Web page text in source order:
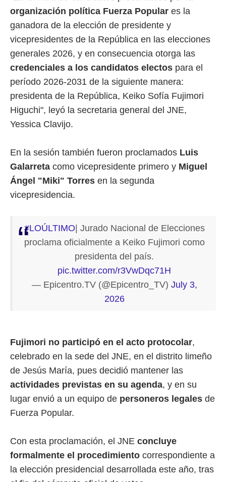
organización política Fuerza Popular es la
ganadora de la elección de presidente y
vicepresidentes de la República en las elecciones
generales 2026, y en consecuencia otorga las
credenciales a los candidatos electos para el
período 2026-2031 de la siguiente manera:
presidenta de la República, Keiko Sofía Fujimori
Higuchi", leyó la secretaria general del JNE,
Yessica Clavijo.
En la sesión también fueron proclamados Luis
Galarreta como vicepresidente primero y Miguel
Ángel "Miki" Torres en la segunda
vicepresidencia.
#LOÚLTIMO | Jurado Nacional de Elecciones
proclama oficialmente a Keiko Fujimori como
presidenta del país.
pic.twitter.com/r3VwDqc71H
— Epicentro.TV (@Epicentro_TV) July 3,
2026
Fujimori no participó en el acto protocolar,
celebrado en la sede del JNE, en el distrito limeño
de Jesús María, pues decidió mantener las
actividades previstas en su agenda, y en su
lugar envió a un equipo de personeros legales de
Fuerza Popular.
Con esta proclamación, el JNE concluye
formalmente el procedimiento correspondiente a
la elección presidencial desarrollada este año, tras